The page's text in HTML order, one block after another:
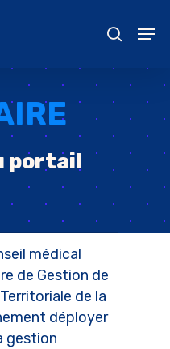
portail
médical
de Gestion de
de la
déployer
gestion